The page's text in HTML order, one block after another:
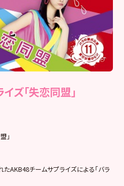
ズ「失恋同盟」
」
AKB48チームサプライズによる「バラ